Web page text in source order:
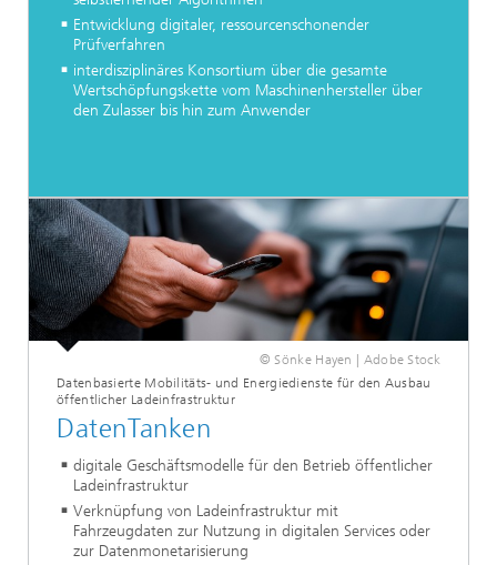
Entwicklung digitaler, ressourcenschonender
Prüfverfahren
interdisziplinäres Konsortium über die gesamte
Wertschöpfungskette vom Maschinenhersteller über
den Zulasser bis hin zum Anwender
© Sönke Hayen | Adobe Stock
Datenbasierte Mobilitäts- und Energiedienste für den Ausbau
öffentlicher Ladeinfrastruktur
DatenTanken
digitale Geschäftsmodelle für den Betrieb öffentlicher
Ladeinfrastruktur
Verknüpfung von Ladeinfrastruktur mit
Fahrzeugdaten zur Nutzung in digitalen Services oder
zur Datenmonetarisierung